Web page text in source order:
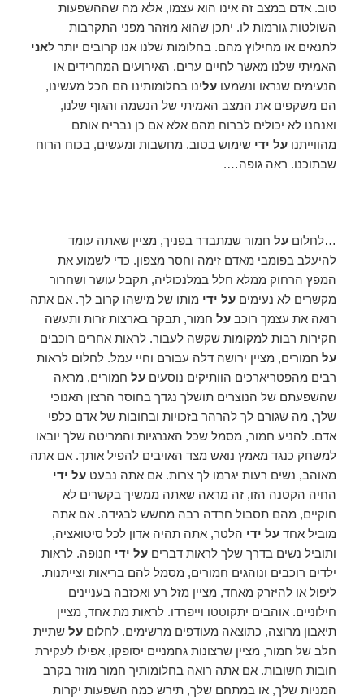
טוב. אדם במצב זה אינו הוא עצמו, אלא מה שההשפעות
השולטות גורמות לו. יתכן שהוא מוזהר מפני התקרבות
לתנאים או מחילוץ מהם. בחלומות שלנו אנו קרובים יותר לאני
האמיתי שלנו מאשר לחיים ערים. האירועים המחרידים או
הנעימים שנראו ונשמעועלינו בחלומותינו הם הכל מעשינו,
הם משקפים את המצב האמיתי של הנשמה והגוף שלנו,
ואנחנו לא יכולים לברוח מהם אלא אם כן נבריח אותם
מהווייתנועל ידי שימוש בטוב. מחשבות ומעשים, בכוח הרוח
שבתוכנו. ראה גופה….
…לחלוםעל חמור שמתבדר בפניך, מציין שאתה עומד
להיעלב בפומבי מאדם זימה וחסר מצפון. כדי לשמוע את
המפץ הרחוק ממלא חלל במלנכוליה, תקבל עושר ושחרור
מקשרים לא נעימיםעל ידי מותו של מישהו קרוב לך. אם אתה
רואה את עצמך רוכבעל חמור, תבקר בארצות זרות ותעשה
חקירות רבות למקומות שקשה לעבור. לראות אחרים רוכבים
על חמורים, מציין ירושה דלה עבורם וחיי עמל. לחלום לראות
רבים מהפטריארכים הוותיקים נוסעיםעל חמורים, מראה
שהשפעתם של הנוצרים תושלך נגדך בחוסר הרצון האנוכי
שלך, מה שגורם לך להרהר בזכויות ובחובות של אדם כלפי
אדם. להניע חמור, מסמל שכל האנרגיות והמריטה שלך יובאו
למשחק כנגד מאמץ נואש מצד האויבים להפיל אותך. אם אתה
מאוהב, נשים רעות יגרמו לך צרות. אם אתה נבעטעל ידי
החיה הקטנה הזו, זה מראה שאתה ממשיך בקשרים לא
חוקיים, מהם תסבול חרדה רבה מחשש לבגידה. אם אתה
מוביל אחדעל ידי הלטר, אתה תהיה אדון לכל סיטואציה,
ותוביל נשים בדרך שלך לראות דבריםעל ידי חנופה. לראות
ילדים רוכבים ונוהגים חמורים, מסמל להם בריאות וצייתנות.
ליפול או להיזרק מאחד, מציין מזל רע ואכזבה בעניינים
חילוניים. אוהבים יתקוטטו וייפרדו. לראות מת אחד, מציין
תיאבון מרוצה, כתוצאה מעודפים מרשימים. לחלוםעל שתיית
חלב של חמור, מציין שרצונות גחמניים יסופקו, אפילו לעקירת
חובות חשובות. אם אתה רואה בחלומותיך חמור מוזר בקרב
המניות שלך, או במתחם שלך, תירש כמה השפעות יקרות